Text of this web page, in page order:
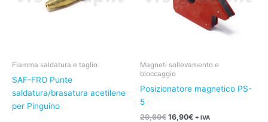
Fiamma saldatura e taglio
SAF-FRO Punte
saldatura/brasatura acetilene
per Pinguino
Magneti sollevamento e
bloccaggio
Posizionatore magnetico PS-
5
20,60€ 16,90€ + IVA